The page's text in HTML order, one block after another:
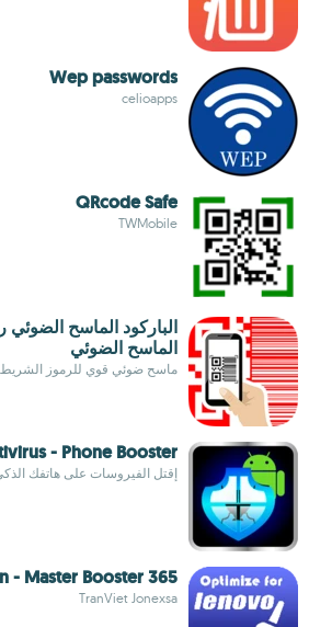
Wep passwords
celioapps
QRcode Safe
TWMobile
الباركود الماسح الضوئي
الماسح الضوئي
ماسح ضوئي قوي للرموز
- Phone Booster
إقتل الفيروسات على هاتفك
365 Clean - Master Booster
TranViet Jonexsa